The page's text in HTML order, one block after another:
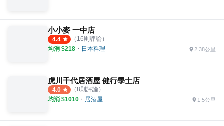
小小麥 一中店
4.4 （ 16則評論）
均消 $218 ・ 日本料理 2.38公里
虎川千代居酒屋 健行學士店
4.0 （8則評論）
均消 $1010 ・ 居酒屋 1.5公里